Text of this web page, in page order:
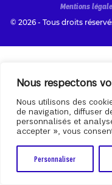
Nous respectons
Nous utilisons des
de navigation, diffuser
personnalisés et
accepter », vous
Personnaliser
Mentions
© 2026 - Tous droits